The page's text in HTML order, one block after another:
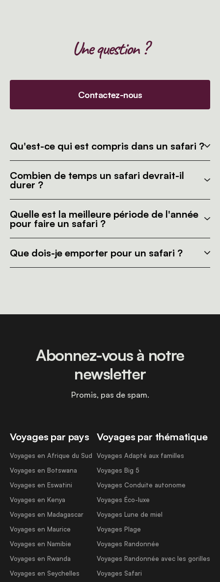
Une question ?
Contactez-nous
Qu'est-ce qui est compris dans un safari ?
Combien de temps un safari devrait-il
durer ?
Quelle est la meilleure période de l'année
pour faire un safari ?
Que dois-je emporter pour un safari ?
Voyages par pays
Voyages en Afrique du Sud
Voyages en Botswana
Voyages en Eswatini
Voyages en Kenya
Voyages en Madagascar
Voyages en Maurice
Voyages en Namibie
Voyages en Rwanda
Voyages en Seychelles
Voyages par thématique
Voyages Adapté aux familles
Voyages Big 5
Voyages Conduite autonome
Voyages Éco-luxe
Voyages Lune de miel
Voyages Plage
Voyages Randonnée
Voyages Randonnée avec les gorilles
Voyages Safari
Abonnez-vous à notre
newsletter
Promis, pas de spam.